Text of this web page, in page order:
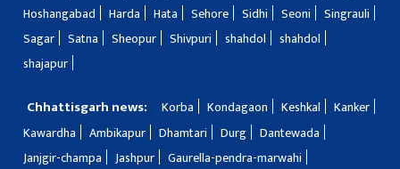
Hoshangabad
Harda Hata Sehore Sidhi Seoni
Singrauli
Sagar
Satna Sheopur Shivpuri shahdol
shahdol
shajapur
Chhattisgarh news: Korba Kondagaon Keshkal
Kanker
Kawardha
Ambikapur Dhamtari Durg
Dantewada
Janjgir-champa
Jashpur
Gaurella-pendra-marwahi